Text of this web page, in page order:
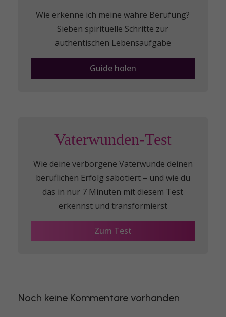
Wie erkenne ich meine wahre Berufung?
Sieben spirituelle Schritte zur
authentischen Lebensaufgabe
Guide holen
Vaterwunden-Test
Wie deine verborgene Vaterwunde deinen
beruflichen Erfolg sabotiert – und wie du
das in nur 7 Minuten mit diesem Test
erkennst und transformierst
Zum Test
Noch keine Kommentare vorhanden